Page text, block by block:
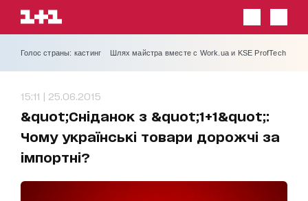
Голос страны: кастинг Шлях майстра вместе с Work.ua и KSE ProfTech
15:11 | 25.06.2015
&quot;Сніданок з &quot;1+1&quot;:
Чому українські товари дорожчі за
імпортні?